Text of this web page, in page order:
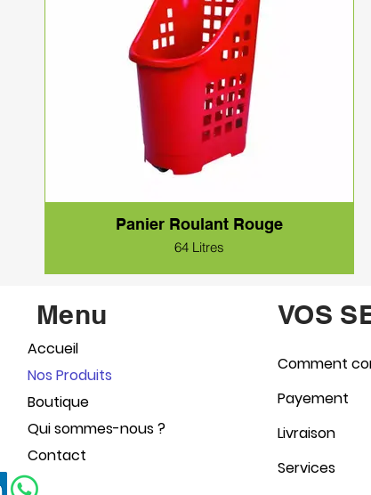
Panier Roulant Rouge
64 Litres
Menu VOS
Accueil
Nos Produits
Boutique
Qui sommes-nous ?
Contact
Comment
Payement
Livraison
Services